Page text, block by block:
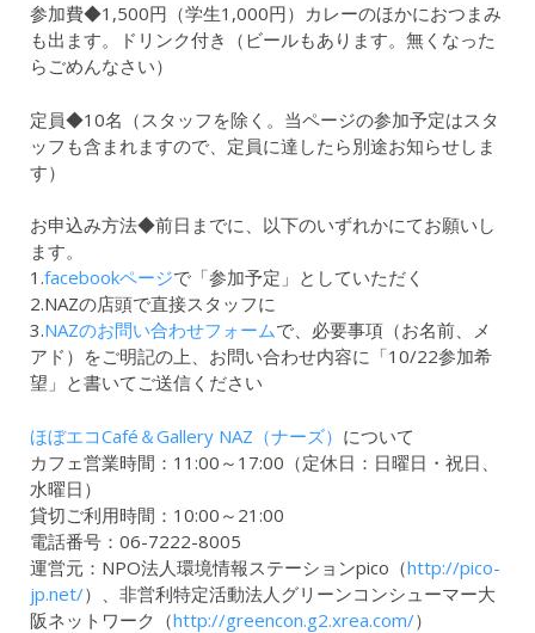
参加費◆1,500円（学生1,000円）カレーのほかにおつまみ
も出ます。ドリンク付き（ビールもあります。無くなった
らごめんなさい）
定員◆10名（スタッフを除く。当ページの参加予定はスタ
ッフも含まれますので、定員に達したら別途お知らせしま
す）
お申込み方法◆前日までに、以下のいずれかにてお願いし
ます。
1.facebookページで「参加予定」としていただく
2.NAZの店頭で直接スタッフに
3.NAZのお問い合わせフォームで、必要事項（お名前、メ
アド）をご明記の上、お問い合わせ内容に「10/22参加希
望」と書いてご送信ください
ほぼエコCafé＆Gallery NAZ（ナーズ） について
カフェ営業時間：11:00～17:00（定休日：日曜日・祝日、
水曜日）
貸切ご利用時間：10:00～21:00
電話番号：06-7222-8005
運営元：NPO法人環境情報ステーションpico（http://pico-
jp.net/）、非営利特定活動法人グリーンコンシューマー大
阪ネットワーク（http://greencon.g2.xrea.com/）